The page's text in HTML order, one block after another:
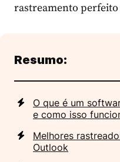
rastreamento perfeito
Resumo:
O que é um
e como isso
Melhores
Outlook